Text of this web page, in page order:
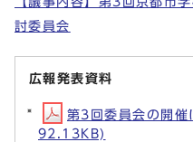
討委員会
広報発表資料
第3回委員会の開
92.13KB)